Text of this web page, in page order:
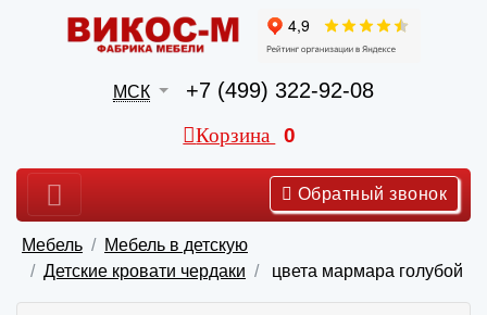
МСК +7 (499) 322-92-08
Корзина 0
Обратный звонок
Мебель
Мебель в детскую
Детские кровати чердаки
цвета мармара голубой